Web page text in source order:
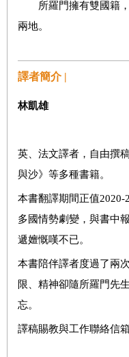
所羅門擁有雙國籍，
兩地。
譯者簡介 |
林凱雄
英、法文譯者，自由撰
與沙》等多種書籍。
本書翻譯期間正值2020-
多國情勢劇變，與書中
遞嬗慨嘆不已。
本書陪伴譯者度過了兩
限、精神卻隨所羅門先
忘。
譯稿賜教與工作聯絡信箱